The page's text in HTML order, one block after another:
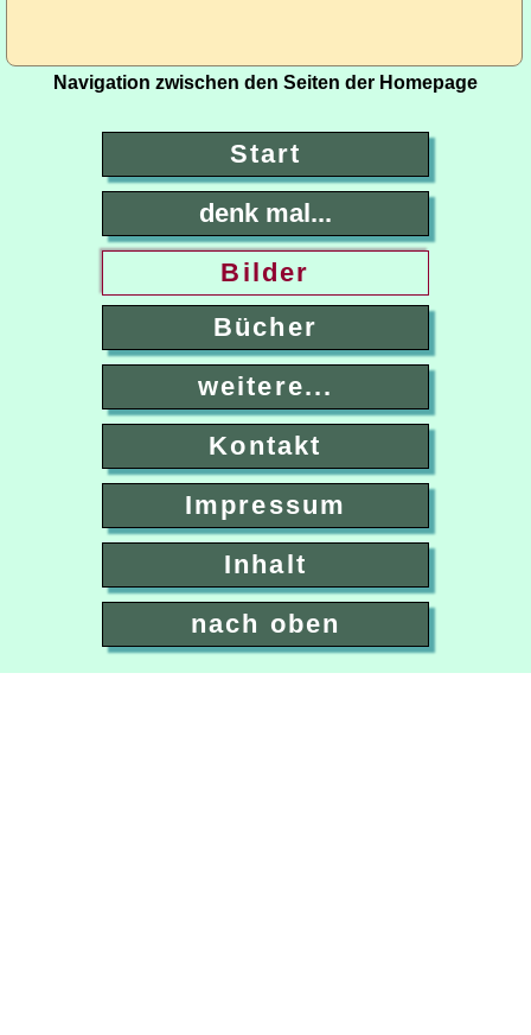
Navigation zwischen den Seiten der Homepage
Start
denk mal...
Bilder
Bücher
weitere...
Kontakt
Impressum
Inhalt
nach oben